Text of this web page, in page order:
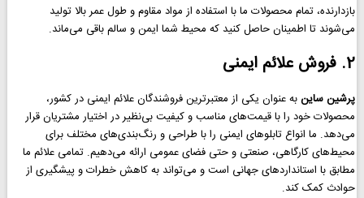
بازدارنده، تمام محصولات ما با استفاده از مواد مقاوم و طول عمر بالا تولید
می‌شوند تا اطمینان حاصل کنید که محیط شما ایمن و سالم باقی می‌ماند.
2. فروش علائم ایمنی
پرشین ساینبه عنوان یکی از معتبرترین فروشندگان علائم ایمنی در کشور،
محصولات خود را با قیمت‌های مناسب و کیفیت بی‌نظیر در اختیار مشتریان قرار
می‌دهد. ما انواع تابلوهای ایمنی را با طراحی و رنگ‌بندی‌های مختلف برای
محیط‌های کارگاهی، صنعتی و حتی فضای عمومی ارائه می‌دهیم. تمامی علائم ما
مطابق با استانداردهای جهانی است و می‌تواند به کاهش خطرات و پیشگیری از
حوادث کمک کند.